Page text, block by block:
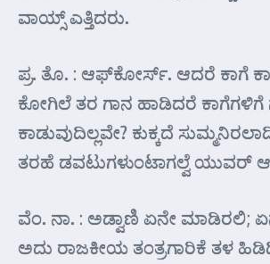
ವಾಯ್ಸ್ ಎತ್ತಿದರು.
ಪ್ರ. ತೊ. : ಆಫ್‌ಕೋರ್ಸ್. ಆದರೆ ಕಾಗೆ
ಕೋಗಿಲೆ ತರ ಗಾನ ಹಾಡಿದರೆ ಕಾಗೆಗಳಿಗೆ
ಕಾಡುವುದಿಲ್ಲವೇ? ಕುಕ್ಕದೆ
ತರಹೆ ಡವಟುಗಳುಂಟಾಗಲ್ವೆ ಯುವರ್‍
ವೆಂ. ನಾ. : ಅಡ್ವಾಣಿ ಏನೇ ಮಾಡಿರಲಿ;
ಅದು ರಾಜಕೀಯ ತಂತ್ರಗಾರಿಕೆ ತಳ